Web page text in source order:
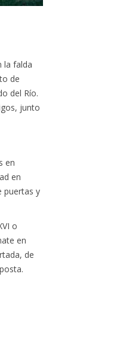
la falda
de
del Río.
junto
en
en
puertas y
o
en
de